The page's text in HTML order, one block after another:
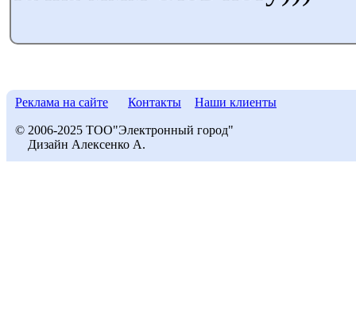
Реклама на сайте Контакты Наши клиенты
© 2006-2025 ТОО"Электронный город"
Дизайн Алексенко А.